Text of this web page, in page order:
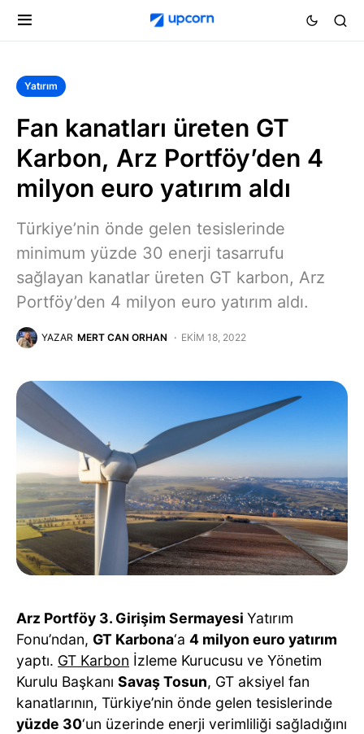
Yatırım
Fan kanatları üreten GT
Karbon, Arz Portföy’den 4
milyon euro yatırım aldı
Türkiye’nin önde gelen tesislerinde
minimum yüzde 30 enerji tasarrufu
sağlayan kanatlar üreten GT karbon, Arz
Portföy’den 4 milyon euro yatırım aldı.
YAZAR MERT CAN ORHAN EKIM 18, 2022
Arz Portföy 3. Girişim Sermayesi Yatırım
Fonu’ndan, GT Karbona‘a 4 milyon euro yatırım
yaptı. GT Karbon İzleme Kurucusu ve Yönetim
Kurulu Başkanı Savaş Tosun, GT aksiyel fan
kanatlarının, Türkiye’nin önde gelen tesislerinde
yüzde 30‘un üzerinde enerji verimliliği sağladığını